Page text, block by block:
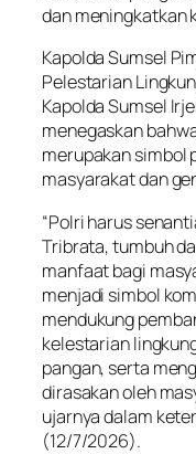
dan meningkatkan
Kapolda Sumsel
Pelestarian
Kapolda Sumsel
menegaskan
merupakan simbol
masyarakat dan
“Polri harus
Tribrata, tumbuh
manfaat bagi
menjadi simbol
mendukung
kelestarian
pangan, serta
dirasakan oleh
ujarnya dalam
(12/7/2026).